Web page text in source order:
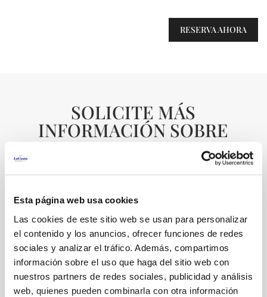
Esta página web usa cookies
Las cookies de este sitio web se usan para personalizar
el contenido y los anuncios, ofrecer funciones de redes
sociales y analizar el tráfico. Además, compartimos
información sobre el uso que haga del sitio web con
nuestros partners de redes sociales, publicidad y análisis
web, quienes pueden combinarla con otra información
RESERVA AHORA
SOLICITE MÁS
INFORMACIÓN SOBRE
Puede realizar cualquier consulta rellenando el
Nuestro equipo se pondrá en contacto con